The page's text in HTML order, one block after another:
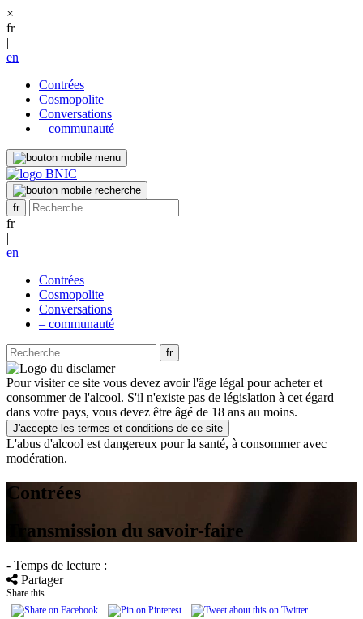
×
fr
|
en
Contrées
Cosmopolite
Conversations
– communauté
fr
|
en
Contrées
Cosmopolite
Conversations
– communauté
Pour visiter ce site vous devez avoir l'âge légal pour acheter et
consommer de l'alcool. S'il n'existe pas de législation à cet égard
dans votre pays, vous devez être âgé de 18 ans au moins.
J'accepte les termes et conditions de ce site
L'abus d'alcool est dangereux pour la santé, à consommer avec
modération.
Contrées
Transmission du savoir-faire
- Temps de lecture :
Partager
Share this...